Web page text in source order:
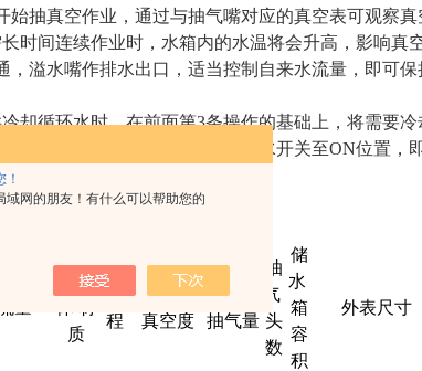
！
域网的朋友！有什么可以帮助您的
始抽真空作业，通过与抽气嘴对应的真空表可观察真
时间连续作业时，水箱内的水温将会升高，影响真
，溢水嘴作排水出口，适当控制自来水流量，即可保
却循环水时，在前面第3条操作的基础上，将需要
水出水嘴、进水嘴上，转动循环水开关至ON位置，
机
质
扬
程
zui大
真空度
单头
抽气量
抽
气
头
数
储
水
箱
容
积
外表尺寸